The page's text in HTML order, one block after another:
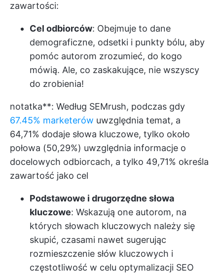
zawartości:
Cel odbiorców: Obejmuje to dane
demograficzne, odsetki i punkty bólu, aby
pomóc autorom zrozumieć, do kogo
mówią. Ale, co zaskakujące, nie wszyscy
do zrobienia!
notatka**: Według SEMrush, podczas gdy
67.45% marketerów uwzględnia temat, a
64,71% dodaje słowa kluczowe, tylko około
połowa (50,29%) uwzględnia informacje o
docelowych odbiorcach, a tylko 49,71% określa
zawartość jako cel
Podstawowe i drugorzędne słowa
kluczowe: Wskazują one autorom, na
których słowach kluczowych należy się
skupić, czasami nawet sugerując
rozmieszczenie słów kluczowych i
częstotliwość w celu optymalizacji SEO